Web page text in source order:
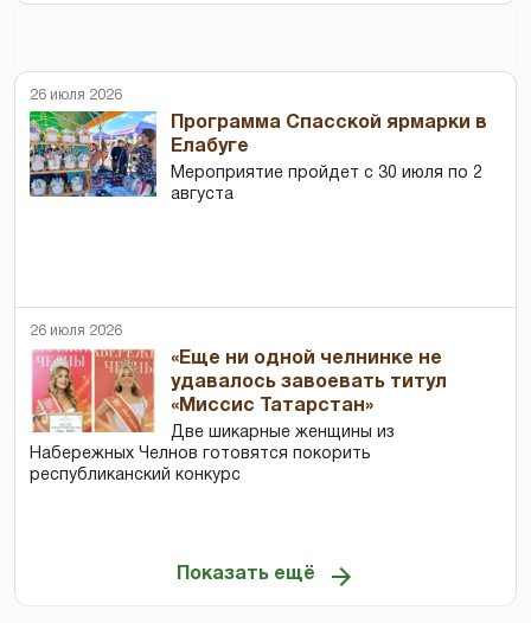
26 июля 2026
Программа Спасской ярмарки в
Елабуге
Мероприятие пройдет с 30 июля по 2
августа
26 июля 2026
«Еще ни одной челнинке не
удавалось завоевать титул
«Миссис Татарстан»
Две шикарные женщины из
Набережных Челнов готовятся покорить
республиканский конкурс
Показать ещё